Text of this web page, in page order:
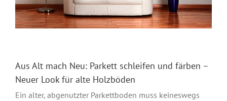
Aus Alt mach Neu: Parkett schleifen und färben –
Neuer Look für alte Holzböden
Ein alter, abgenutzter Parkettboden muss keineswegs